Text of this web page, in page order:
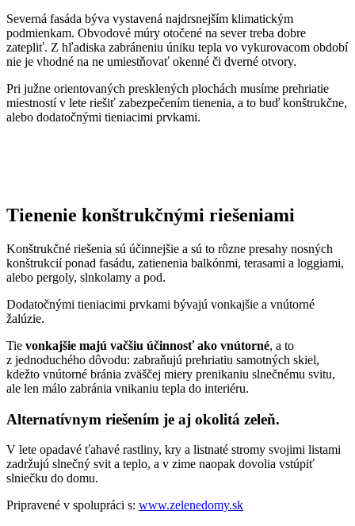
Severná fasáda býva vystavená najdrsnejším klimatickým
podmienkam. Obvodové múry otočené na sever treba dobre
zatepliť. Z hľadiska zabráneniu úniku tepla vo vykurovacom období
nie je vhodné na ne umiestňovať okenné či dverné otvory.
Pri južne orientovaných presklených plochách musíme prehriatie
miestností v lete riešiť zabezpečením tienenia, a to buď konštrukčne,
alebo dodatočnými tieniacimi prvkami.
Tienenie konštrukčnými riešeniami
Konštrukčné riešenia sú účinnejšie a sú to rôzne presahy nosných
konštrukcií ponad fasádu, zatienenia balkónmi, terasami a loggiami,
alebo pergoly, slnkolamy a pod.
Dodatočnými tieniacimi prvkami bývajú vonkajšie a vnútorné
žalúzie.
Tie vonkajšie majú vačšiu účinnosť ako vnútorné, a to
z jednoduchého dôvodu: zabraňujú prehriatiu samotných skiel,
kdežto vnútorné bránia zväščej miery prenikaniu slnečnému svitu,
ale len málo zabránia vnikaniu tepla do interiéru.
Alternatívnym riešením je aj okolitá zeleň.
V lete opadavé ťahavé rastliny, kry a listnaté stromy svojimi listami
zadržujú slnečný svit a teplo, a v zime naopak dovolia vstúpiť
slniečku do domu.
Pripravené v spolupráci s: www.zelenedomy.sk